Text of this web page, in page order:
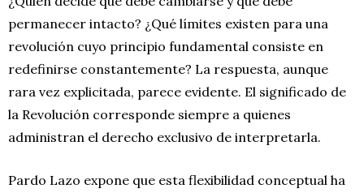
permanecer intacto? ¿Qué límites existen para una
revolución cuyo principio fundamental consiste en
redefinirse constantemente? La respuesta, aunque
rara vez explicitada, parece evidente. El significado de
la Revolución corresponde siempre a quienes
administran el derecho exclusivo de interpretarla.
Pardo Lazo expone que esta flexibilidad conceptual ha